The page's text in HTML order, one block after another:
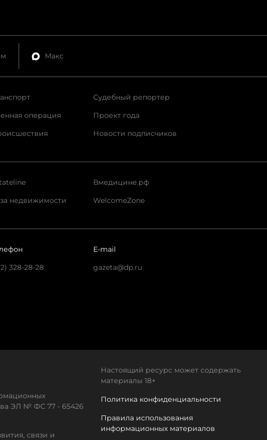
Макс
операция
Судебный репортер
Проект года
Новости подписчиков
недвижимости
Вмедицине.рф
WelcomeZone
328-28-28
E-mail
gazeta@dp.ru
ЭЛ № ФС 77 - 65426
связи и
Настоящий ресурс может содержать
материалы 18+
Политика конфиденциальности
Правила использования
информационных материалов